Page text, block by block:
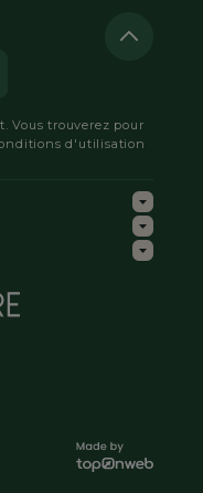
Vous trouverez pour
d'utilisation